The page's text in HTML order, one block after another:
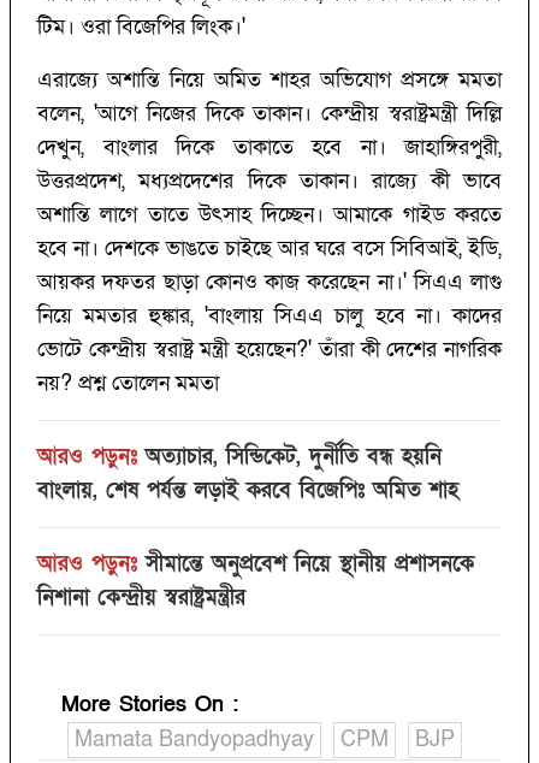
টিম। ওরা বিজেপির লিংক।'
এরাজ্যে অশান্তি নিয়ে অমিত শাহর অভিযোগ প্রসঙ্গে মমতা
বলেন, 'আগে নিজের দিকে তাকান। কেন্দ্রীয় স্বরাষ্ট্রমন্ত্রী দিল্লি
দেখুন, বাংলার দিকে তাকাতে হবে না। জাহাঙ্গিরপুরী,
উত্তরপ্রদেশ, মধ্যপ্রদেশের দিকে তাকান। রাজ্যে কী ভাবে
অশান্তি লাগে তাতে উৎসাহ দিচ্ছেন। আমাকে গাইড করতে
হবে না। দেশকে ভাঙতে চাইছে আর ঘরে বসে সিবিআই, ইডি,
আয়কর দফতর ছাড়া কোনও কাজ করেছেন না।' সিএএ লাগু
নিয়ে মমতার হুঙ্কার, 'বাংলায় সিএএ চালু হবে না। কাদের
ভোটে কেন্দ্রীয় স্বরাষ্ট্র মন্ত্রী হয়েছেন?' তাঁরা কী দেশের নাগরিক
নয়? প্রশ্ন তোলেন মমতা
আরও পড়ুনঃ অত্যাচার, সিন্ডিকেট, দুর্নীতি বন্ধ হয়নি
বাংলায়, শেষ পর্যন্ত লড়াই করবে বিজেপিঃ অমিত শাহ
আরও পড়ুনঃ সীমান্তে অনুপ্রবেশ নিয়ে স্থানীয় প্রশাসনকে
নিশানা কেন্দ্রীয় স্বরাষ্ট্রমন্ত্রীর
More Stories On :
Mamata Bandyopadhyay
CPM
BJP